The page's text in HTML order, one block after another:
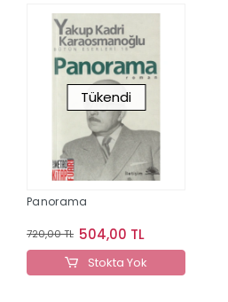
Tükendi
Panorama
720,00 TL 504,00 TL
Stokta Yok